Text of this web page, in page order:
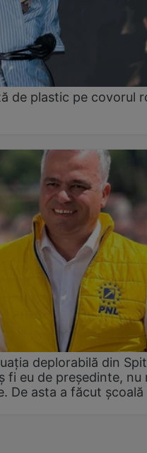
de plastic pe covorul
deplorabilă din
fi eu de președinte, nu
De asta a făcut școală